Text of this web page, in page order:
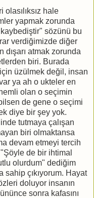
hale
yapmak zorunda
sözünü bu
verdiğimizde diğer
atmak zorunda
biri. Burada
üzülmek değil, insan
ya ah o ukteler en
olan o seçimin
de gene o seçimi
diye bir şey yok.
tutmaya çalışan
biri olmaktansa
devam etmeyi tercih
de bir ihtimal
olurdum" dediğim
çıkıyorum. Hayat
doluyor insanın
sonra kafasını